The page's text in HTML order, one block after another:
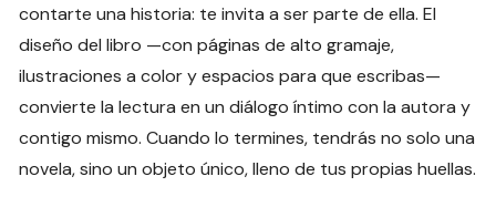
contarte una historia: te invita a ser parte de ella. El
diseño del libro —con páginas de alto gramaje,
ilustraciones a color y espacios para que escribas—
convierte la lectura en un diálogo íntimo con la autora y
contigo mismo. Cuando lo termines, tendrás no solo una
novela, sino un objeto único, lleno de tus propias huellas.